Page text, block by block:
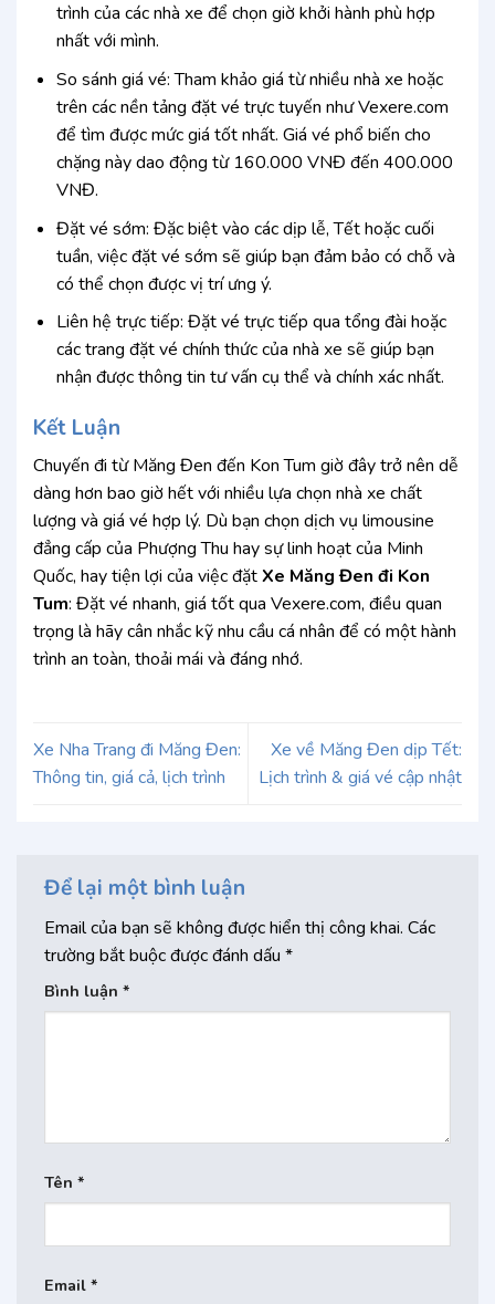
trình của các nhà xe để chọn giờ khởi hành phù hợp
nhất với mình.
So sánh giá vé: Tham khảo giá từ nhiều nhà xe hoặc
trên các nền tảng đặt vé trực tuyến như Vexere.com
để tìm được mức giá tốt nhất. Giá vé phổ biến cho
chặng này dao động từ 160.000 VNĐ đến 400.000
VNĐ.
Đặt vé sớm: Đặc biệt vào các dịp lễ, Tết hoặc cuối
tuần, việc đặt vé sớm sẽ giúp bạn đảm bảo có chỗ và
có thể chọn được vị trí ưng ý.
Liên hệ trực tiếp: Đặt vé trực tiếp qua tổng đài hoặc
các trang đặt vé chính thức của nhà xe sẽ giúp bạn
nhận được thông tin tư vấn cụ thể và chính xác nhất.
Kết Luận
Chuyến đi từ Măng Đen đến Kon Tum giờ đây trở nên dễ
dàng hơn bao giờ hết với nhiều lựa chọn nhà xe chất
lượng và giá vé hợp lý. Dù bạn chọn dịch vụ limousine
đẳng cấp của Phượng Thu hay sự linh hoạt của Minh
Quốc, hay tiện lợi của việc đặtXe Măng Đen đi Kon
Tum: Đặt vé nhanh, giá tốt qua Vexere.com, điều quan
trọng là hãy cân nhắc kỹ nhu cầu cá nhân để có một hành
trình an toàn, thoải mái và đáng nhớ.
Xe Nha Trang đi Măng Đen:
Thông tin, giá cả, lịch trình
Xe về Măng Đen dịp Tết:
Lịch trình & giá vé cập nhật
Để lại một bình luận
Email của bạn sẽ không được hiển thị công khai. Các
trường bắt buộc được đánh dấu *
Bình luận *
Tên *
Email *